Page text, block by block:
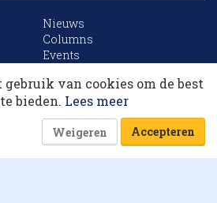
Nieuws
Columns
Events
Sitemap
is powered by
van cookies om de best
bieden. Lees meer
Weigeren Accepteren